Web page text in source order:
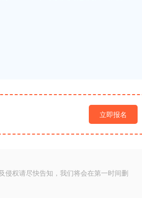
立即报名
侵权请尽快告知，我们将会在第一时间删